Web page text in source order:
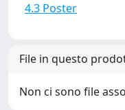
4.3 Poster
File in questo
Non ci sono file